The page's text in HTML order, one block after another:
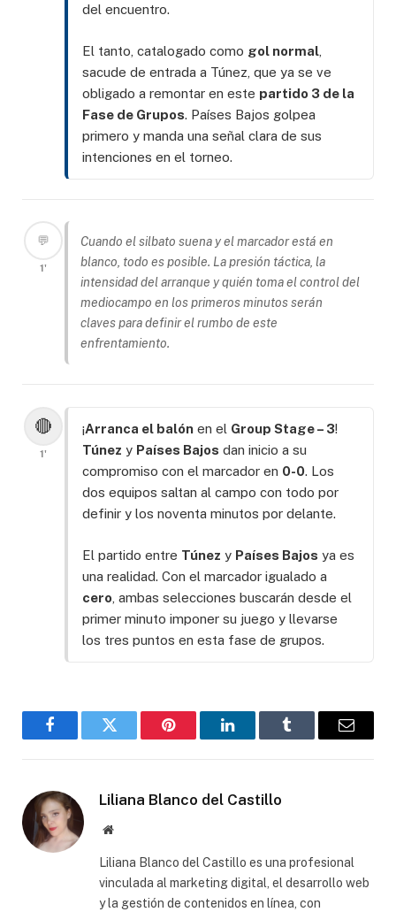
del encuentro.
El tanto, catalogado como gol normal
sacude de entrada a Túnez, que ya se ve
obligado a remontar en este partido 3 de la
Fase de Grupos. Países Bajos golpea
primero y manda una señal clara de sus
intenciones en el torneo.
💬
1'
Cuando el silbato suena y el marcador está en
blanco, todo es posible. La presión táctica, la
intensidad del arranque y quién toma el control del
mediocampo en los primeros minutos serán
claves para definir el rumbo de este
enfrentamiento.
🔴
1'
¡Arranca el balón en el Group Stage – 3!
Túnez y Países Bajos dan inicio a su
compromiso con el marcador en 0-0. Los
dos equipos saltan al campo con todo por
definir y los noventa minutos por delante.
El partido entre Túnez y Países Bajos ya es
una realidad. Con el marcador igualado a
cero , ambas selecciones buscarán desde el
primer minuto imponer su juego y llevarse
los tres puntos en esta fase de grupos.
FacebookGorjeo Pinterest LinkedInTumblr
Correo
Liliana Blanco del Castillo
Sitio
Liliana Blanco del Castillo es una profesional
vinculada al marketing digital, el desarrollo web
y la gestión de contenidos en línea, con